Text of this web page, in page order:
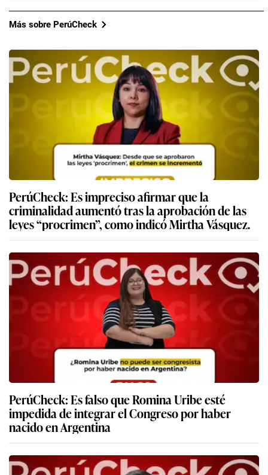
Más sobre PerúCheck
PerúCheck: Es impreciso afirmar que la
criminalidad aumentó tras la aprobación de las
leyes “procrimen”, como indicó Mirtha Vásquez.
PerúCheck: Es falso que Romina Uribe esté
impedida de integrar el Congreso por haber
nacido en Argentina